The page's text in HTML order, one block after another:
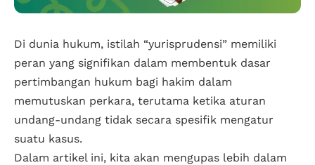
Di dunia hukum, istilah “yurisprudensi” memiliki
peran yang signifikan dalam membentuk dasar
pertimbangan hukum bagi hakim dalam
memutuskan perkara, terutama ketika aturan
undang-undang tidak secara spesifik mengatur
suatu kasus.
Dalam artikel ini, kita akan mengupas lebih dalam